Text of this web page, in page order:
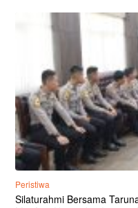
Peristiwa
Silaturahmi Bersama